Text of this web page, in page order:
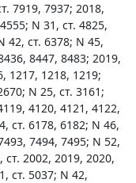
7919, 7937; 2018,
N 31, ст. 4825,
42, ст. 6378; N 45,
8447, 8483; 2019,
1217, 1218, 1219;
N 25, ст. 3161;
4120, 4121, 4122,
ст. 6178, 6182; N 46,
7494, 7495; N 52,
ст. 2002, 2019, 2020,
ст. 5037; N 42,